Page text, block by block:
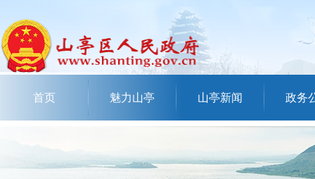
首页 魅力山亭 山亭新闻 政务